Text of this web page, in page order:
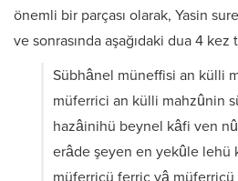
önemli bir parçası olarak, Yasin
ve sonrasında aşağıdaki dua 4 kez
Sübhânel müneffisi an külli
müferrici an külli mahzûnin
hazâinihü beynel kâfi ven
erâde şeyen en yekûle lehü
müferricü ferric yâ